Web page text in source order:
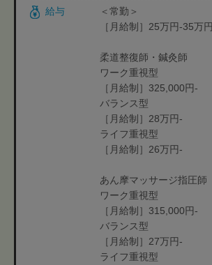
給与
＜常勤＞
［月給制］25万円-35万円
柔道整復師・鍼灸師
ワーク重視型
［月給制］325,000円-
バランス型
［月給制］28万円-
ライフ重視型
［月給制］26万円-
あん摩マッサージ指圧師
ワーク重視型
［月給制］315,000円-
バランス型
［月給制］27万円-
ライフ重視型